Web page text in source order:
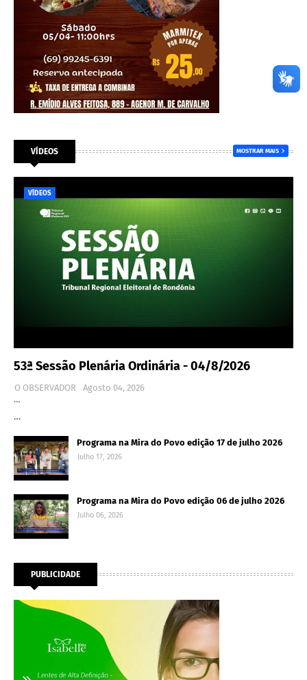
VÍDEOS MOSTRAR MAIS
VÍDEOS
53ª Sessão Plenária Ordinária - 04/8/2026
O OBSERVADOR
Agosto 04, 2026
…
…
Programa na Mira do Povo edição 17 de julho 2026
Julho 17, 2026
Programa na Mira do Povo edição 06 de julho 2026
Julho 06, 2026
PUBLICIDADE